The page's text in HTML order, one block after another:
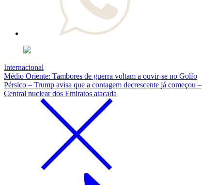
Internacional
Médio Oriente: Tambores de guerra voltam a ouvir-se no Golfo
Pérsico – Trump avisa que a contagem decrescente já começou –
Central nuclear dos Emiratos atacada